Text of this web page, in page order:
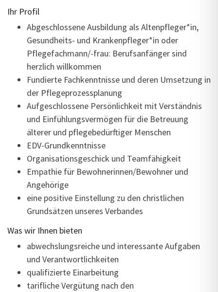
Ihr Profil
Abgeschlossene Ausbildung als Altenpfleger*in,
Gesundheits- und Krankenpfleger*in oder
Pflegefachmann/-frau: Berufsanfänger sind
herzlich willkommen
Fundierte Fachkenntnisse und deren Umsetzung in
der Pflegeprozessplanung
Aufgeschlossene Persönlichkeit mit Verständnis
und Einfühlungsvermögen für die Betreuung
älterer und pflegebedürftiger Menschen
EDV-Grundkenntnisse
Organisationsgeschick und Teamfähigkeit
Empathie für Bewohnerinnen/Bewohner und
Angehörige
eine positive Einstellung zu den christlichen
Grundsätzen unseres Verbandes
Was wir Ihnen bieten
abwechslungsreiche und interessante Aufgaben
und Verantwortlichkeiten
qualifizierte Einarbeitung
tarifliche Vergütung nach den